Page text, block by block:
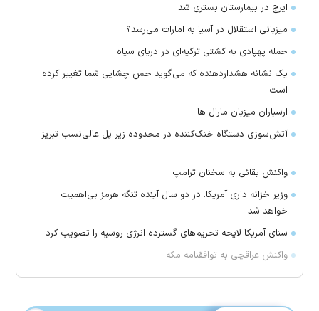
ایرج در بیمارستان بستری شد
میزبانی استقلال در آسیا به امارات می‌رسد؟
حمله پهپادی به کشتی ترکیه‌ای در دریای سیاه
یک نشانه هشداردهنده که می‌گوید حس چشایی شما تغییر کرده
است
ارسباران میزبان مارال ها
آتش‌سوزی دستگاه خنک‌کننده در محدوده زیر پل عالی‌نسب تبریز
واکنش بقائی به سخنان ترامپ
وزیر خزانه داری آمریکا: در دو سال آینده تنگه هرمز بی‌اهمیت
خواهد شد
سنای آمریکا لایحه تحریم‌های گسترده انرژی روسیه را تصویب کرد
واکنش عراقچی به توافقنامه مکه